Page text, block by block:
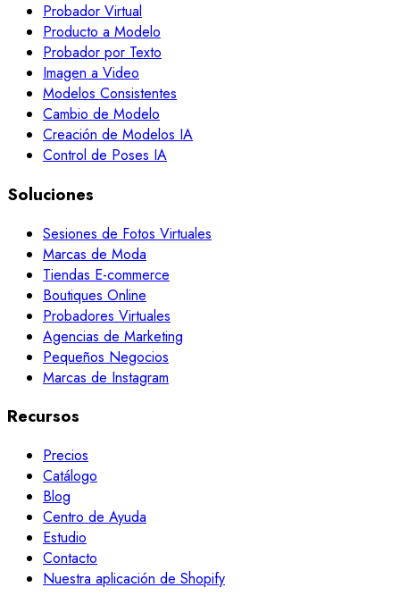
Probador Virtual
Producto a Modelo
Probador por Texto
Imagen a Video
Modelos Consistentes
Cambio de Modelo
Creación de Modelos IA
Control de Poses IA
Soluciones
Sesiones de Fotos Virtuales
Marcas de Moda
Tiendas E-commerce
Boutiques Online
Probadores Virtuales
Agencias de Marketing
Pequeños Negocios
Marcas de Instagram
Recursos
Precios
Catálogo
Blog
Centro de Ayuda
Estudio
Contacto
Nuestra aplicación de Shopify